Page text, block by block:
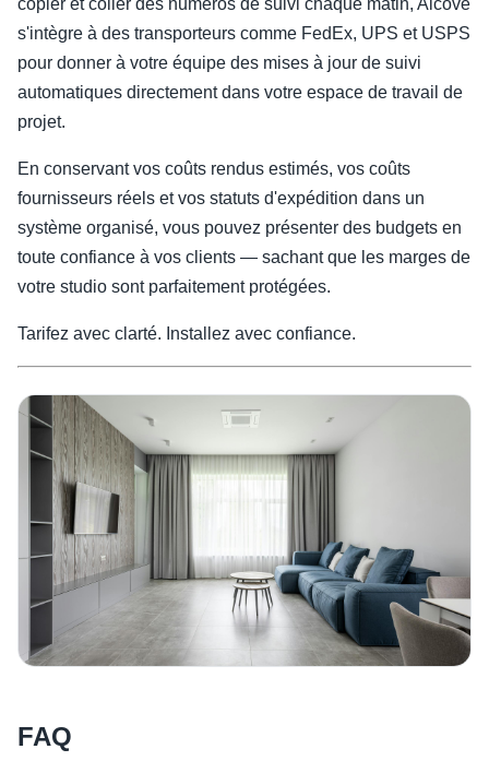
s'intègre à des transporteurs comme FedEx, UPS et USPS
pour donner à votre équipe des mises à jour de suivi
automatiques directement dans votre espace de travail de
projet.
En conservant vos coûts rendus estimés, vos coûts
fournisseurs réels et vos statuts d'expédition dans un
système organisé, vous pouvez présenter des budgets en
toute confiance à vos clients — sachant que les marges de
votre studio sont parfaitement protégées.
Tarifez avec clarté. Installez avec confiance.
FAQ